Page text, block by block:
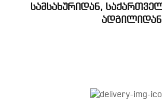
სამსახურიდან,